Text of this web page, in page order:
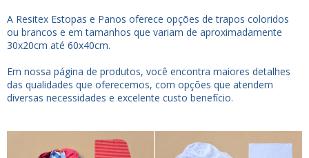
A Resitex Estopas e Panos oferece opções de trapos coloridos
ou brancos e em tamanhos que variam de aproximadamente
30x20cm até 60x40cm.
Em nossa página de produtos, você encontra maiores detalhes
das qualidades que oferecemos, com opções que atendem
diversas necessidades e excelente custo benefício.